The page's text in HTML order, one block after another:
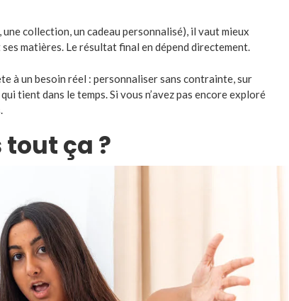
collection, un cadeau personnalisé), il vaut mieux
matières. Le résultat final en dépend directement.
à un besoin réel : personnaliser sans contrainte, sur
tient dans le temps. Si vous n’avez pas encore exploré
ça ?